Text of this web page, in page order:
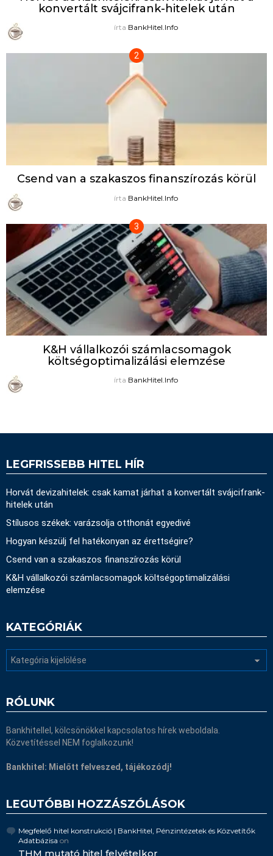
konvertált svájcifrank-hitelek után
írta BankHitel.Info
Csend van a szakaszos finanszírozás körül
írta BankHitel.Info
K&H vállalkozói számlacsomagok
költségoptimalizálási elemzése
írta BankHitel.Info
LEGFRISSEBB HITEL HÍR
Horvát devizahitelek: csak kamat járhat a konvertált svájcifrank-
hitelek után
Stílusos székek: varázsolja otthonát egyedivé
Hogyan készülj fel hatékonyan az érettségire?
Csend van a szakaszos finanszírozás körül
K&H vállalkozói számlacsomagok költségoptimalizálási
elemzése
KATEGÓRIÁK
RÓLUNK
Bankhitellel, kölcsönökkel kapcsolatos hírek weboldala.
Közvetítéssel NEM foglalkozunk!
Bankhitel: Mielőtt felveszed, tájékozódj!
LEGUTÓBBI HOZZÁSZÓLÁSOK
Megfelelő hitel konstrukció | BankHitel, Pénzintézetek és Közvetítők
Adatbázisa on
THM mutató hitel felvételkor